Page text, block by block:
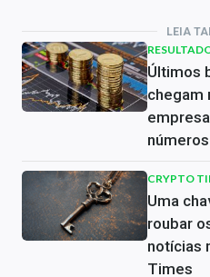
LEIA
Últimos
chegam
números
CRYPTO
Uma
roubar
notícias
Times